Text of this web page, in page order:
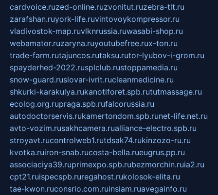
cardvoice.ruzed-online.ruzvonitut.ruzebra-tlt.ru
zarafshan.ruyork-life.ruvintovoykompressor.ru
vladivostok-map.ruvlknrussia.ruwasabi-shop.ru
webamator.ruzaryna.ruyoutubefree.rux-ton.ru
trade-farm.rutajuncos.rutaksu.rutor-lyubov-i-grom.ru
spayderhed-2022.rusplclub.rustoppamedia.ru
snow-guard.ruslovar-ivrit.rucleanmedicine.ru
shkurki-karakulya.rukanotiforet.spb.rututmassage.ru
ecolog.org.rupraga.spb.rufalcorussia.ru
autodoctorservis.rukamertondom.spb.runet-life.net.ru
avto-vozim.rusakhcamera.rualliance-electro.spb.ru
stroyavt.rucontrolweb1.rutdsak74.rukinzozo-ru.ru
kvotka.ruiron-snab.rucosta-bella.rueugrus.pp.ru
associaciya39.ruprimexpo.spb.rubezmorchin.ruia2.ru
cpt21.ruispecspb.ruregahost.rukolosok-elita.ru
tae-kwon.ruconsrio.com.ruinsiam.ruavegainfo.ru